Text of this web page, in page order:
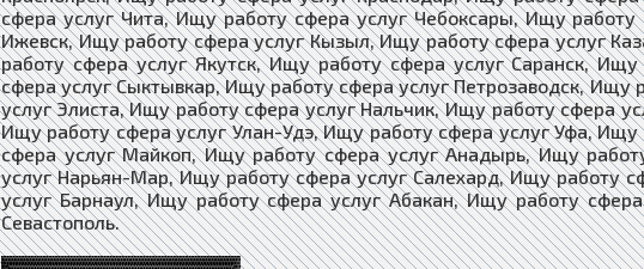
сфера услуг Чита, Ищу работу сфера услуг Чебоксары, Ищу
Ижевск, Ищу работу сфера услуг Кызыл, Ищу работу сфера услуг
работу сфера услуг Якутск, Ищу работу сфера услуг Саранск,
сфера услуг Сыктывкар, Ищу работу сфера услуг Петрозаводск, Ищу
услуг Элиста, Ищу работу сфера услуг Нальчик, Ищу работу сфера
Ищу работу сфера услуг Улан-Удэ, Ищу работу сфера услуг Уфа,
сфера услуг Майкоп, Ищу работу сфера услуг Анадырь, Ищу
услуг Нарьян-Мар, Ищу работу сфера услуг Салехард, Ищу работу
услуг Барнаул, Ищу работу сфера услуг Абакан, Ищу работу
Севастополь.​​​​​​​